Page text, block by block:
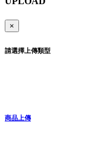
×
請選擇上傳類型
商品上傳